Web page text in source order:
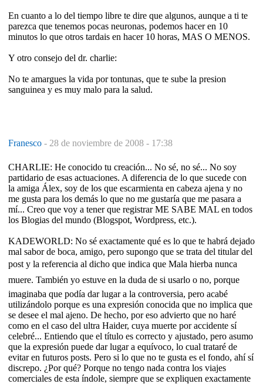
En cuanto a lo del tiempo libre te dire que algunos, aunque a ti te
parezca que tenemos pocas neuronas, podemos hacer en 10
minutos lo que otros tardais en hacer 10 horas, MAS O MENOS.
Y otro consejo del dr. charlie:
No te amargues la vida por tontunas, que te sube la presion
sanguinea y es muy malo para la salud.
Franesco - 28 de noviembre de 2008 - 17:38
CHARLIE: He conocido tu creación... No sé, no sé... No soy
partidario de esas actuaciones. A diferencia de lo que sucede con
la amiga Álex, soy de los que escarmienta en cabeza ajena y no
me gusta para los demás lo que no me gustaría que me pasara a
mí... Creo que voy a tener que registrar ME SABE MAL en todos
los Blogias del mundo (Blogspot, Wordpress, etc.).
KADEWORLD: No sé exactamente qué es lo que te habrá dejado
mal sabor de boca, amigo, pero supongo que se trata del titular del
post y la referencia al dicho que indica que Mala hierba nunca
muere. También yo estuve en la duda de si usarlo o no, porque
imaginaba que podía dar lugar a la controversia, pero acabé
utilizándolo porque es una expresión conocida que no implica que
se desee el mal ajeno. De hecho, por eso advierto que no haré
como en el caso del ultra Haider, cuya muerte por accidente sí
celebré... Entiendo que el título es correcto y ajustado, pero asumo
que la expresión puede dar lugar a equívoco, lo cual trataré de
evitar en futuros posts. Pero si lo que no te gusta es el fondo, ahí sí
discrepo. ¿Por qué? Porque no tengo nada contra los viajes
comerciales de esta índole, siempre que se expliquen exactamente